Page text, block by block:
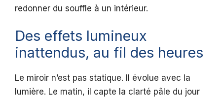
redonner du souffle à un intérieur.
Des effets lumineux
inattendus, au fil des heures
Le miroir n’est pas statique. Il évolue avec la
lumière. Le matin, il capte la clarté pâle du jour